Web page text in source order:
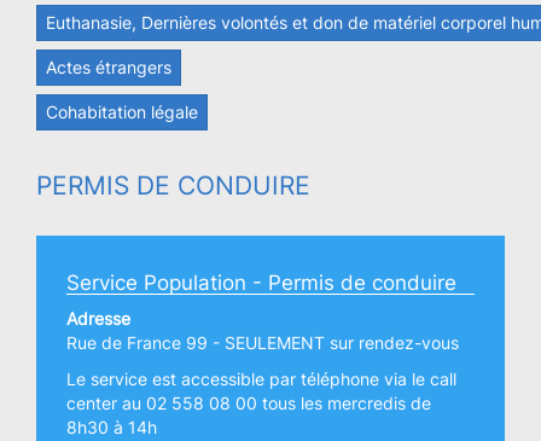
Euthanasie, Dernières volontés et don de matériel corporel
Actes étrangers
Cohabitation légale
PERMIS DE CONDUIRE
Service Population - Permis de conduire
Adresse
Rue de France 99 - SEULEMENT sur rendez-vous
Le service est accessible par téléphone via le call
center au 02 558 08 00 tous les mercredis de
8h30 à 14h